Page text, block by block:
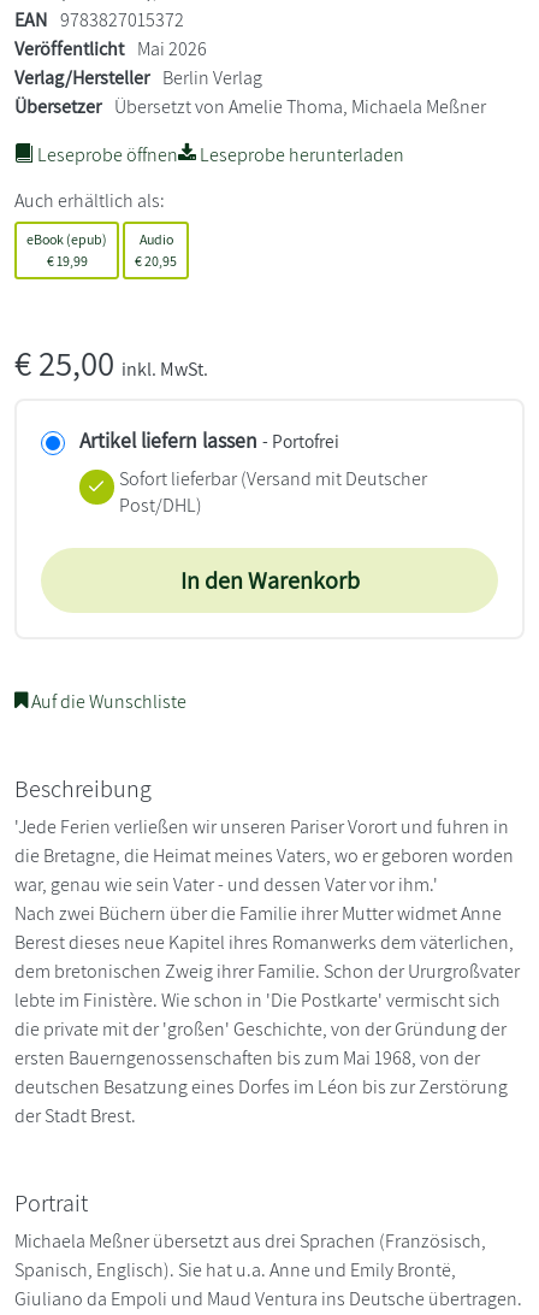
EAN 9783827015372
Veröffentlicht Mai 2026
Verlag/Hersteller Berlin Verlag
Übersetzer Übersetzt von Amelie Thoma, Michaela Meßner
Leseprobe öffnen
Leseprobe herunterladen
Auch erhältlich als:
eBook (epub)
€19,99
Audio
€20,95
€25,00 inkl. MwSt.
Artikel liefern lassen - Portofrei
Sofort lieferbar(Versand mit Deutscher
Post/DHL)
In den Warenkorb
Auf die Wunschliste
Beschreibung
'Jede Ferien verließen wir unseren Pariser Vorort und fuhren in
die Bretagne, die Heimat meines Vaters, wo er geboren worden
war, genau wie sein Vater - und dessen Vater vor ihm.'
Nach zwei Büchern über die Familie ihrer Mutter widmet Anne
Berest dieses neue Kapitel ihres Romanwerks dem väterlichen,
dem bretonischen Zweig ihrer Familie. Schon der Ururgroßvater
lebte im Finistère. Wie schon in 'Die Postkarte' vermischt sich
die private mit der 'großen' Geschichte, von der Gründung der
ersten Bauerngenossenschaften bis zum Mai 1968, von der
deutschen Besatzung eines Dorfes im Léon bis zur Zerstörung
der Stadt Brest.
Portrait
Michaela Meßner übersetzt aus drei Sprachen (Französisch,
Spanisch, Englisch). Sie hat u.a. Anne und Emily Brontë,
Giuliano da Empoli und Maud Ventura ins Deutsche übertragen.